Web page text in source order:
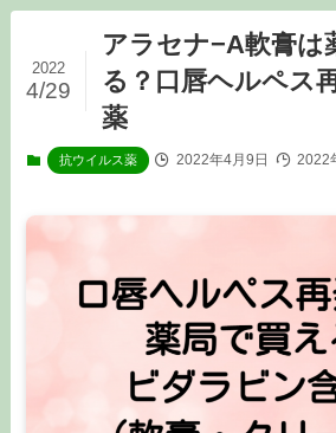
アラセナ−A軟膏は
る？口唇ヘルペス
薬
2022
4/29
抗ウイルス薬 2022年4月9日 2022